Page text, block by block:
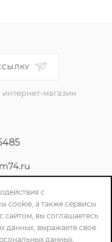
магазин
34/1
с
cookie, а также сервисы
вы соглашаетесь
данных, выражаете свое
данных,